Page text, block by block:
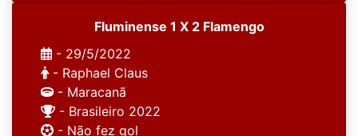
Fluminense 1 X 2 Flamengo
- 29/5/2022
- Raphael Claus
- Maracanã
- Brasileiro 2022
- Não fez gol